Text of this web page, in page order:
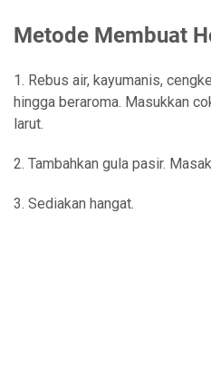
Metode Membuat
1. Rebus air, kayumanis,
hingga beraroma. Masukkan
larut.
2. Tambahkan gula pasir.
3. Sediakan hangat.